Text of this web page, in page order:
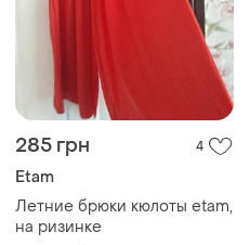
285 грн 4
Etam
Летние брюки кюлоты etam,
на ризинке